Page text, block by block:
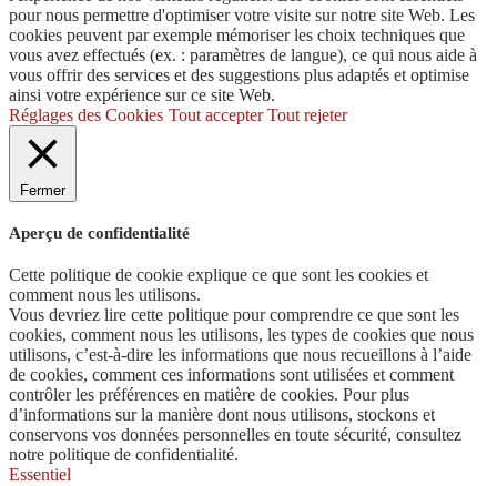
pour nous permettre d'optimiser votre visite sur notre site Web. Les
cookies peuvent par exemple mémoriser les choix techniques que
vous avez effectués (ex. : paramètres de langue), ce qui nous aide à
vous offrir des services et des suggestions plus adaptés et optimise
ainsi votre expérience sur ce site Web.
Réglages des Cookies Tout accepter Tout rejeter
Fermer
Aperçu de confidentialité
Cette politique de cookie explique ce que sont les cookies et
comment nous les utilisons.
Vous devriez lire cette politique pour comprendre ce que sont les
cookies, comment nous les utilisons, les types de cookies que nous
utilisons, c’est-à-dire les informations que nous recueillons à l’aide
de cookies, comment ces informations sont utilisées et comment
contrôler les préférences en matière de cookies. Pour plus
d’informations sur la manière dont nous utilisons, stockons et
conservons vos données personnelles en toute sécurité, consultez
notre politique de confidentialité.
Essentiel